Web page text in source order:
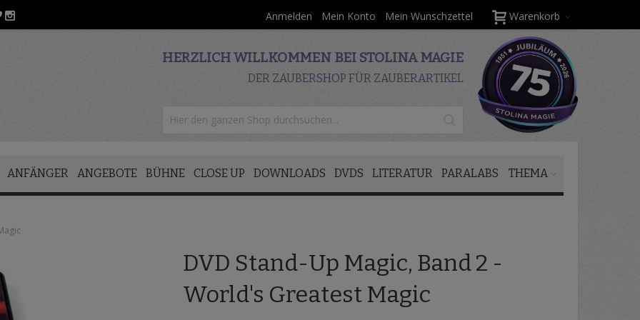
Warenkorb
Anmelden Mein Konto Mein Wunschzettel
HERZLICH WILLKOMMEN BEI STOLINA MAGIE
DER ZAUBERSHOP FÜR ZAUBERARTIKEL
ANFÄNGER ANGEBOTE BÜHNE CLOSE UP DOWNLOADS DVDS LITERATUR PARALABS THEMA
DVD Stand-Up Magic, Band 2 -
World's Greatest Magic